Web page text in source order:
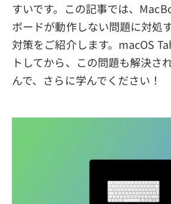
すいです。この記事では、
ボードが動作しない問題に対処
対策をご紹介します。macOS
トしてから、この問題も解決さ
んで、さらに学んでください！